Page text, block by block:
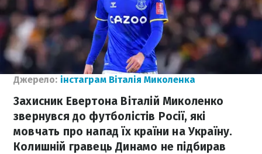
Джерело: інстаграм Віталія Миколенка
Захисник Евертона Віталій Миколенко
звернувся до футболістів Росії, які
мовчать про напад їх країни на Україну.
Колишній гравець Динамо не підбирав